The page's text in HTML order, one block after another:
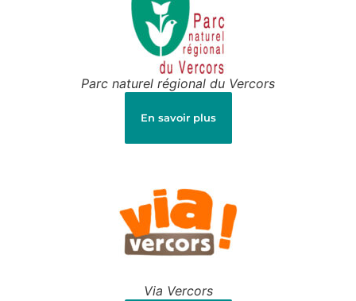
Parc naturel régional du Vercors
En savoir plus
Via Vercors